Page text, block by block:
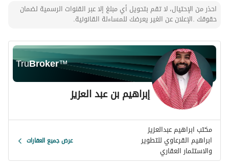
دورة مياه
الدور الأرضي
مطبخ
مستودع
غرفة عاملة
صالة
مقلط
مجلس رجال
ملحق خارجي
المميزات
احذر من الإحتيال، لا تقم بتحويل أي مبلغ إلا عبر القنوات الرسمية لضمان
حقوقك .الإعلان عن الغير يعرضك للمساءلة القانونية.
TruBroker™
إبراهيم بن عبد العزيز
مكتب ابراهيم عبدالعزيز
ابراهيم القرعاوي للتطوير
والاستثمار العقاري
عرض جميع العقارات